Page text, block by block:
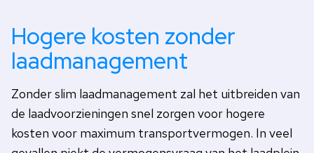
Hogere kosten zonder
laadmanagement
Zonder slim laadmanagement zal het uitbreiden van
de laadvoorzieningen snel zorgen voor hogere
kosten voor maximum transportvermogen. In veel